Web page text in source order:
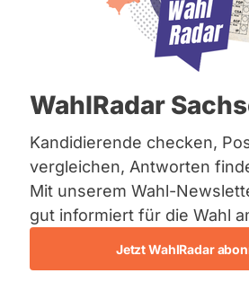
Bremen
Hamburg
Mecklenburg-
Nordrhein-Westfalen
Saarland
Sachsen
Sachsen-Anhalt
Sachsen-Anhalt
Schleswig-Holstein
Thüringen
Archiv
WahlRadar
Kandidierende checken,
vergleichen, Antworten
Mit unserem Wahl-
gut informiert für die Wahl
Jetzt WahlRadar
Zum Profil
Frage von Peter S. • 05.08.2021
Standpunkte zu den
Homöopathie und
Heilpraktiker, Impfpflicht
Sehr geehrter Herr Kindler,
die Wahlen stehen bald an.
zum Umgang mit der
vertreten Sie für einen